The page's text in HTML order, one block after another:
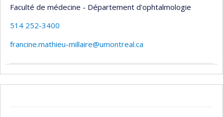
Faculté de médecine - Département d'ophtalmologie
514 252-3400
francine.mathieu-millaire@umontreal.ca